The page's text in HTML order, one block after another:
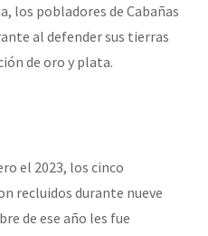
los pobladores de Cabañas
al defender sus tierras
de oro y plata.
el 2023, los cinco
recluidos durante nueve
de ese año les fue